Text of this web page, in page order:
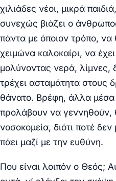
χιλιάδες νέοι, μικρά
συνεχώς βιάζει ο
πάντα με όποιον τρόπο, να
χειμώνα καλοκαίρι, να
μολύνοντας νερά, λίμνες,
τρέχει ασταμάτητα στους
θάνατο. Βρέφη, άλλα μέσα
προλάβουν να γεννηθούν,
νοσοκομεία, διότι ποτέ
πάει μαζί με την ευθύνη.
Που είναι λοιπόν ο Θεός;